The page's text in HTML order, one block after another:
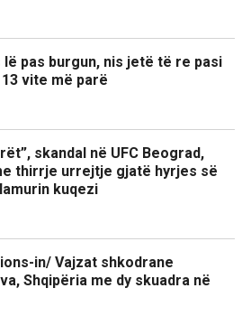
pas burgun, nis jetë të re pasi
vite më parë
skandal në UFC Beograd,
thirrje urrejtje gjatë hyrjes së
kuqezi
in/ Vajzat shkodrane
Shqipëria me dy skuadra në